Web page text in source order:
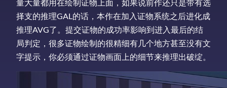
量大量都用在绘制证物上面，如果说前作还只是带有选
择支的推理GAL的话，本作在加入证物系统之后进化成
推理AVG了。提交证物的成功率影响到进入最后的结
局判定，很多证物绘制的很精细有几个地方甚至没有文
字提示，你必须通过证物画面上的细节来推理出破绽。